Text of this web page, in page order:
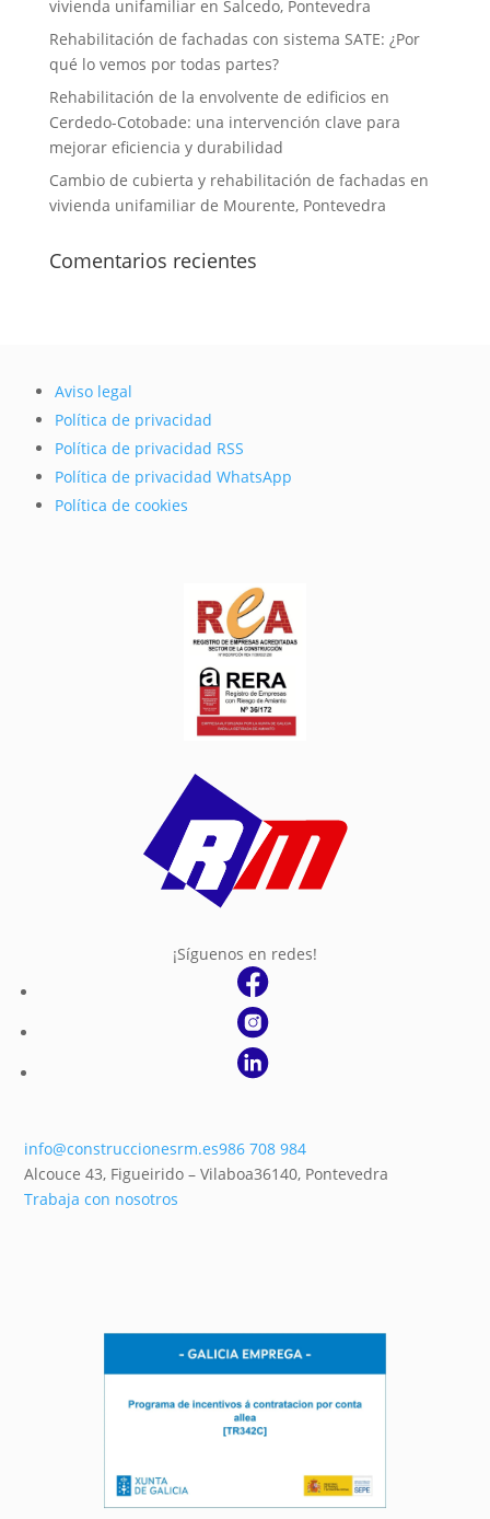
vivienda unifamiliar en Salcedo, Pontevedra
Rehabilitación de fachadas con sistema SATE: ¿Por
qué lo vemos por todas partes?
Rehabilitación de la envolvente de edificios en
Cerdedo-Cotobade: una intervención clave para
mejorar eficiencia y durabilidad
Cambio de cubierta y rehabilitación de fachadas en
vivienda unifamiliar de Mourente, Pontevedra
Comentarios recientes
Aviso legal
Política de privacidad
Política de privacidad RSS
Política de privacidad WhatsApp
Política de cookies
¡Síguenos en redes!
info@construccionesrm.es986 708 984
Alcouce 43, Figueirido – Vilaboa36140, Pontevedra
Trabaja con nosotros